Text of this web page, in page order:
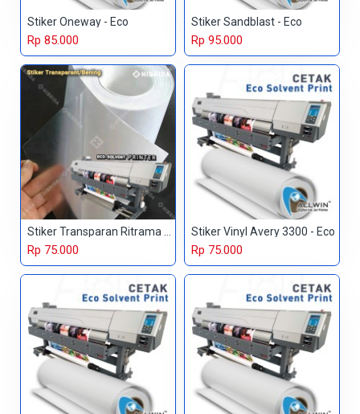
Stiker Oneway - Eco
Rp 85.000
Stiker Sandblast - Eco
Rp 95.000
Rp 75.000
Stiker Vinyl Avery 3300 - Eco
Rp 75.000